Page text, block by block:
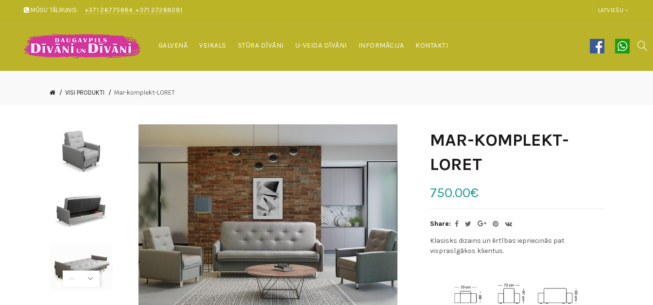
MŪSU TĀLRUNIS: +371 26775684, +371 27268081 LATVIEŠU
GALVENĀ VEIKALS STŪRA DĪVĀNI U-VEIDA DĪVĀNI INFORMĀCIJA KONTAKTI
VISI PRODUKTI Mar-komplekt-LORET
MAR-KOMPLEKT-
LORET
750.00€
Share:
Klasisks dizains un ērtības iepriecinās pat
visprasīgākos klientus.